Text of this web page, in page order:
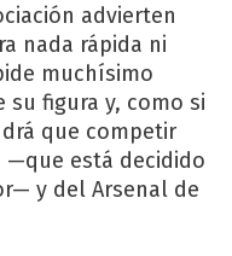
advierten
nada rápida ni
muchísimo
su figura y, como si
que competir
—que está decidido
y del Arsenal de